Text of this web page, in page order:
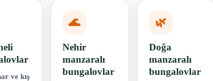
ve kış
🌊
Nehir
manzaralı
bungalovlar
🌿
Doğa
manzaralı
bungalovlar